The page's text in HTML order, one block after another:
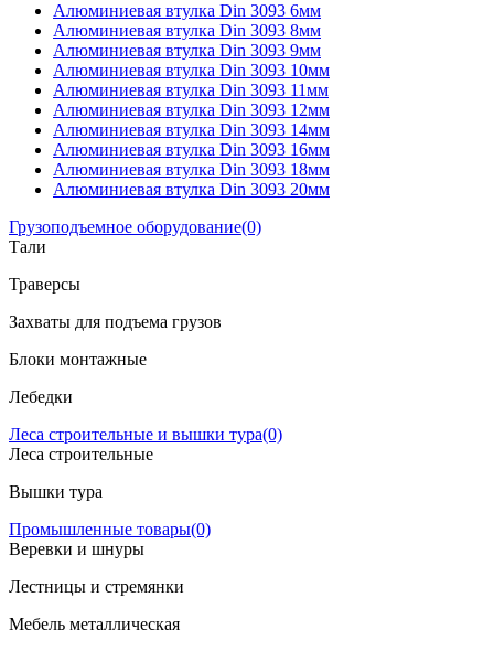
Алюминиевая втулка Din 3093 6мм
Алюминиевая втулка Din 3093 8мм
Алюминиевая втулка Din 3093 9мм
Алюминиевая втулка Din 3093 10мм
Алюминиевая втулка Din 3093 11мм
Алюминиевая втулка Din 3093 12мм
Алюминиевая втулка Din 3093 14мм
Алюминиевая втулка Din 3093 16мм
Алюминиевая втулка Din 3093 18мм
Алюминиевая втулка Din 3093 20мм
Грузоподъемное оборудование(0)
Тали
Траверсы
Захваты для подъема грузов
Блоки монтажные
Лебедки
Леса строительные и вышки тура(0)
Леса строительные
Вышки тура
Промышленные товары(0)
Веревки и шнуры
Лестницы и стремянки
Мебель металлическая